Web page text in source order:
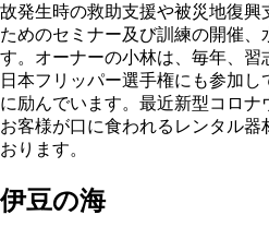
故発生時の救助支援や被災地復
ためのセミナー及び訓練の開催、
す。オーナーの小林は、毎年、
日本フリッパー選手権にも参加
に励んでいます。最近新型コロ
お客様が口に食われるレンタル器
おります。
伊豆の海